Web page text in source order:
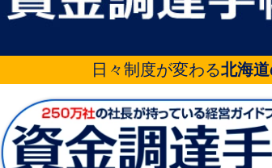
日々制度が変わる北海